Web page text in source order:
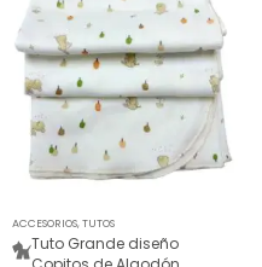
ACCESORIOS,TUTOS
Tuto Grande diseño